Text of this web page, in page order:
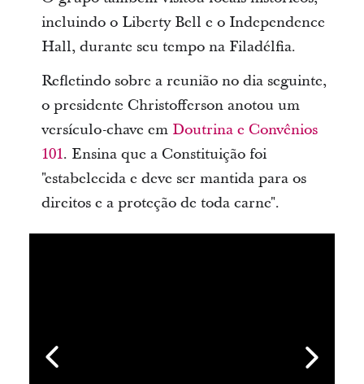
incluindo o Liberty Bell e o Independence
Hall, durante seu tempo na Filadélfia.
Refletindo sobre a reunião no dia seguinte,
o presidente Christofferson anotou um
versículo-chave em Doutrina e Convênios
101. Ensina que a Constituição foi
"estabelecida e deve ser mantida para os
direitos e a proteção de toda carne".